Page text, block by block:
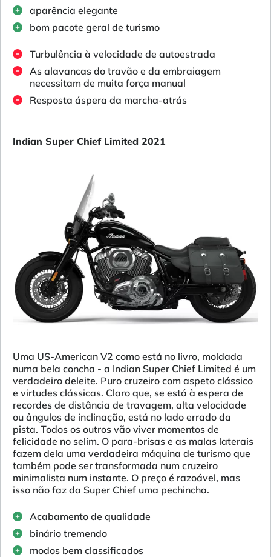
aparência elegante
bom pacote geral de turismo
Turbulência à velocidade de autoestrada
As alavancas do travão e da embraiagem
necessitam de muita força manual
Resposta áspera da marcha-atrás
Indian Super Chief Limited 2021
Uma US-American V2 como está no livro, moldada
numa bela concha - a Indian Super Chief Limited é um
verdadeiro deleite. Puro cruzeiro com aspeto clássico
e virtudes clássicas. Claro que, se está à espera de
recordes de distância de travagem, alta velocidade
ou ângulos de inclinação, está no lado errado da
pista. Todos os outros vão viver momentos de
felicidade no selim. O para-brisas e as malas laterais
fazem dela uma verdadeira máquina de turismo que
também pode ser transformada num cruzeiro
minimalista num instante. O preço é razoável, mas
isso não faz da Super Chief uma pechincha.
Acabamento de qualidade
binário tremendo
modos bem classificados